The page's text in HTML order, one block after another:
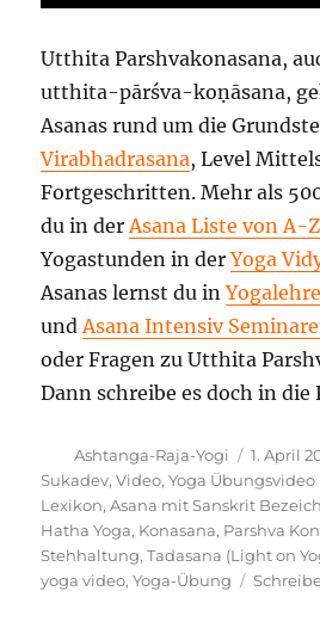
Utthita Parshvakonasana,
utthita-pārśva-koṇāsana,
Asanas rund um die
Virabhadrasana, Level
Fortgeschritten. Mehr als
du in der Asana Liste von A-Z
Yogastunden in derYoga
Asanas lernst du in
und Asana Intensiv
oder Fragen zu Utthita
Dann schreibe es doch in
Autor
Ashtanga-Raja-Yogi
am
1. April
Sukadev,Video,Yoga Übungsvideo
Lexikon,Asana mit Sanskrit
Hatha Yoga, Konasana, Parshva
Stehhaltung,Tadasana (Light on
yoga video,Yoga-Übung